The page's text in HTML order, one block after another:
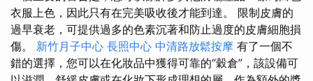
衣服上色，因此只有在完美吸收後才能到達。 限制皮膚的
過早衰老，可提供過多的色素沉著和防止過度的皮膚細胞損
傷。 新竹月子中心 長照中心 中清路放鬆按摩 有了一個不
錯的選擇，您可以在化妝品中獲得可靠的“穀倉”，該設備可